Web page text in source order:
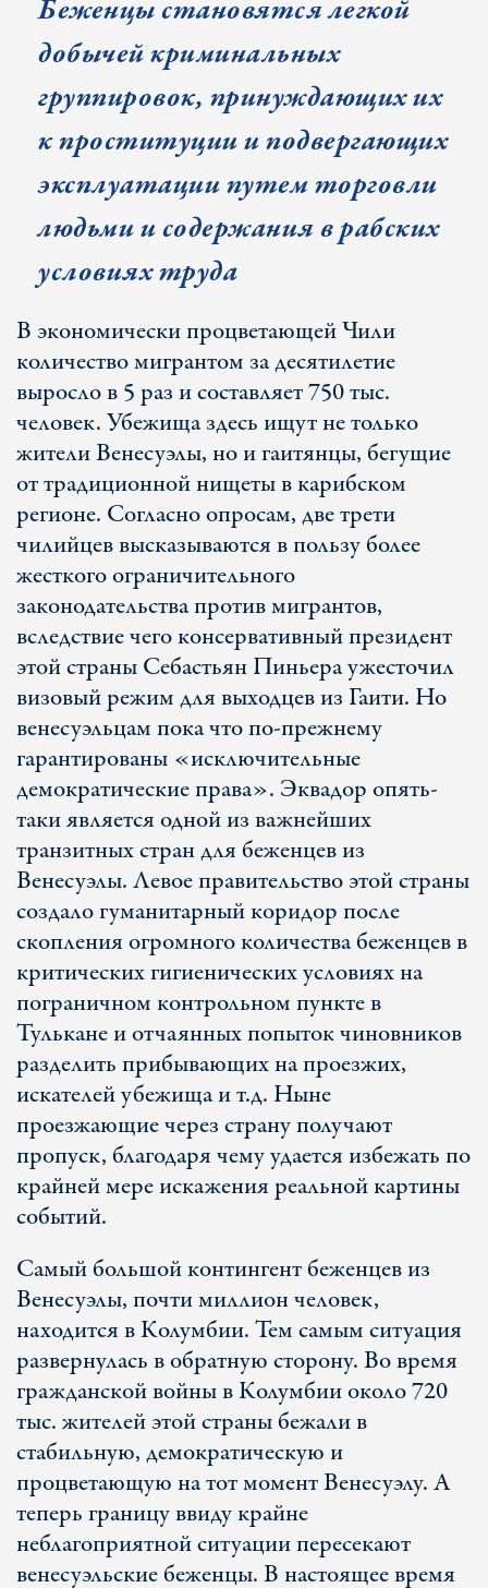
Беженцы становятся легкой
добычей криминальных
группировок, принуждающих их
к проституции и подвергающих
эксплуатации путем торговли
людьми и содержания в рабских
условиях труда
В экономически процветающей Чили
количество мигрантом за десятилетие
выросло в 5 раз и составляет 750 тыс.
человек. Убежища здесь ищут не только
жители Венесуэлы, но и гаитянцы, бегущие
от традиционной нищеты в карибском
регионе. Согласно опросам, две трети
чилийцев высказываются в пользу более
жесткого ограничительного
законодательства против мигрантов,
вследствие чего консервативный президент
этой страны Себастьян Пиньера ужесточил
визовый режим для выходцев из Гаити. Но
венесуэльцам пока что по-прежнему
гарантированы «исключительные
демократические права». Эквадор опять-
таки является одной из важнейших
транзитных стран для беженцев из
Венесуэлы. Левое правительство этой страны
создало гуманитарный коридор после
скопления огромного количества беженцев в
критических гигиенических условиях на
пограничном контрольном пункте в
Тулькане и отчаянных попыток чиновников
разделить прибывающих на проезжих,
искателей убежища и т.д. Ныне
проезжающие через страну получают
пропуск, благодаря чему удается избежать по
крайней мере искажения реальной картины
событий.
Самый большой контингент беженцев из
Венесуэлы, почти миллион человек,
находится в Колумбии. Тем самым ситуация
развернулась в обратную сторону. Во время
гражданской войны в Колумбии около 720
тыс. жителей этой страны бежали в
стабильную, демократическую и
процветающую на тот момент Венесуэлу. А
теперь границу ввиду крайне
неблагоприятной ситуации пересекают
венесуэльские беженцы. В настоящее время